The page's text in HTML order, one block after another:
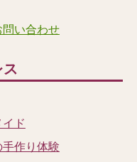
い合わせ
ド
作り体験